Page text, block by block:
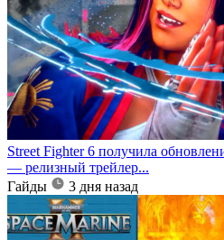
Street Fighter 6 получила
— релизный трейлер...
Гайды
3 дня назад